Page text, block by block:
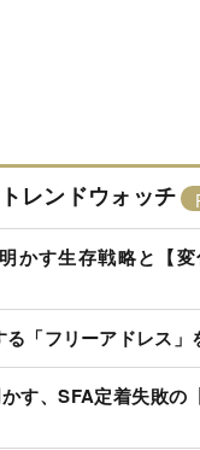
トレンドウォッチ
かす生存戦略と【
「フリーアドレス」
す、SFA定着失敗の